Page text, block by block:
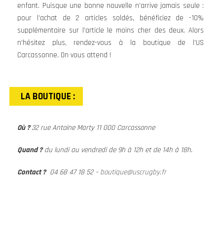
enfant. Puisque une bonne nouvelle n’arrive jamais seule :
pour l’achat de 2 articles soldés, bénéficiez de -10%
supplémentaire sur l’article le moins cher des deux. Alors
n’hésitez plus, rendez-vous à la boutique de l’US
Carcassonne. On vous attend !
LA BOUTIQUE :
Où ?32 rue Antoine Marty 11 000 Carcassonne
Quand ?du lundi au vendredi de 9h à 12h et de 14h à 18h.
Contact ?04 68 47 18 52 – boutique@uscrugby.fr